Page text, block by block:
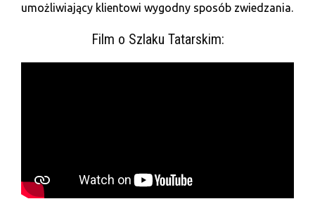
umożliwiający klientowi wygodny sposób zwiedzania.
Film o Szlaku Tatarskim: